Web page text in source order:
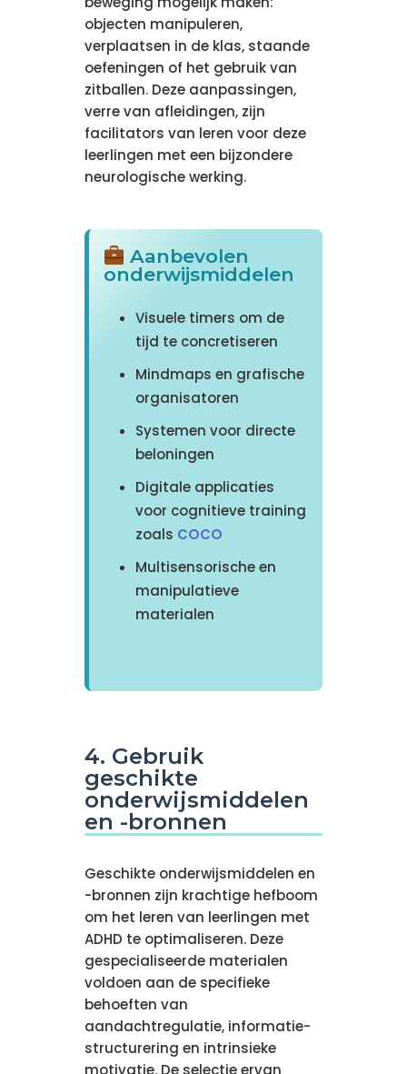
objecten manipuleren,
verplaatsen in de klas, staande
oefeningen of het gebruik van
zitballen. Deze aanpassingen,
verre van afleidingen, zijn
facilitators van leren voor deze
leerlingen met een bijzondere
neurologische werking.
Aanbevolen
onderwijsmiddelen
Visuele timers om de
tijd te concretiseren
Mindmaps en grafische
organisatoren
Systemen voor directe
beloningen
Digitale applicaties
voor cognitieve training
zoals COCO
Multisensorische en
manipulatieve
materialen
4. Gebruik
geschikte
onderwijsmiddelen
en -bronnen
Geschikte onderwijsmiddelen en
-bronnen zijn krachtige hefboom
om het leren van leerlingen met
ADHD te optimaliseren. Deze
gespecialiseerde materialen
voldoen aan de specifieke
behoeften van
aandachtregulatie, informatie-
structurering en intrinsieke
motivatie. De selectie ervan